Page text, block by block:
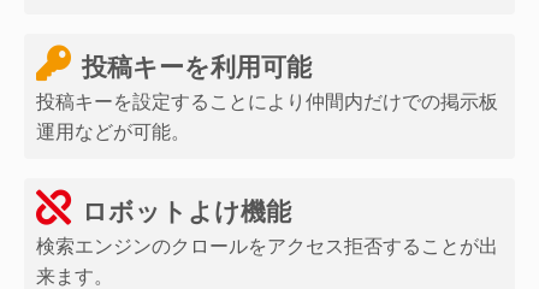
投稿キーを利用可能
投稿キーを設定することにより仲間内だけでの掲示板
運用などが可能。
ロボットよけ機能
検索エンジンのクロールをアクセス拒否することが出
来ます。